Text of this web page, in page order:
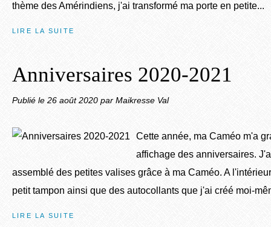
thème des Amérindiens, j'ai transformé ma porte en petite...
LIRE LA SUITE
Anniversaires 2020-2021
Publié le 26 août 2020 par Maikresse Val
Cette année, ma Caméo m'a
affichage des anniversaires.
assemblé des petites valises grâce à ma Caméo. A
petit tampon ainsi que des autocollants que j'ai créé moi-
LIRE LA SUITE